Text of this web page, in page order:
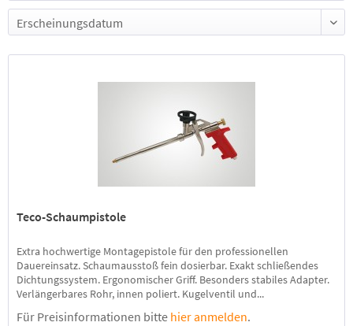
Teco-Schaumpistole
Extra hochwertige Montagepistole für den professionellen
Dauereinsatz. Schaumausstoß fein dosierbar. Exakt schließendes
Dichtungssystem. Ergonomischer Griff. Besonders stabiles Adapter.
Verlängerbares Rohr, innen poliert. Kugelventil und...
Für Preisinformationen bitte hier anmelden.